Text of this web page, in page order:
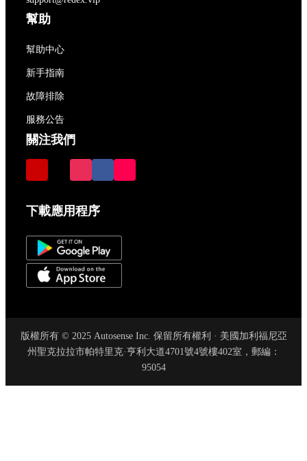
幫助
幫助中心
新手指南
故障排除
服務公告
關注我們
下載應用程序
版權所有 © 2025 Autosense Inc. 保留所有權利 · 美國加利福尼亞
州聖克拉拉市帕特里克·亨利大道4701號4號樓402室，郵編：
95054